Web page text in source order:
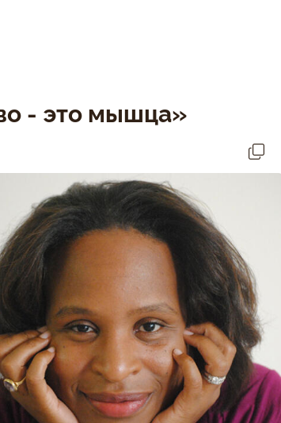
- это мышца»